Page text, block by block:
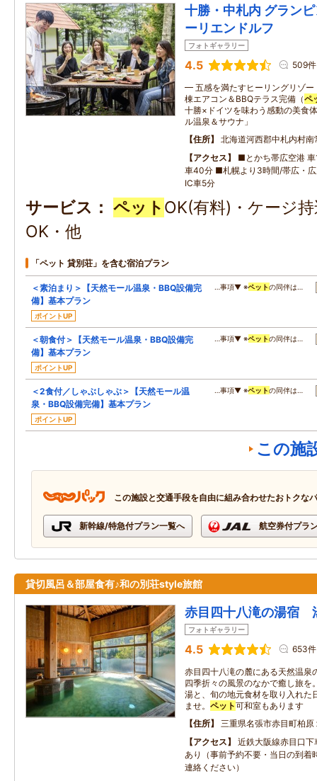
十勝・中札内 グラン
ーリエンドルフ
フォトギャラリー
4.5 509件
━ 五感を満たすヒーリングリゾ
棟エアコン＆BBQテラス完備（ペ
十勝×ドイツを味わう感動の美食
ル温泉＆サウナ」
住所
北海道河西郡中札内村南
アクセス
■とかち帯広空港
車40分 ■札幌より3時間/帯広・
IC車5分
サービス ペット OK(有料)・ケージ
OK・他
「ペット 貸別荘」を含む宿泊プラン
＜素泊まり＞【天然モール温泉・BBQ設備完
備】基本プラン
ポイントUP
…事項▼ ※ペットの同伴は…
＜朝食付＞【天然モール温泉・BBQ設備完
備】基本プラン
ポイントUP
…事項▼ ※ペットの同伴は…
＜2食付／しゃぶしゃぶ＞【天然モール温
泉・BBQ設備完備】基本プラン
ポイントUP
…事項▼ ※ペットの同伴は…
この施
この施設と交通手段を自由に組み合わせたおトクな
新幹線/特急付プラン一覧へ 航空券付プラ
貸切風呂＆部屋食有♪和の別荘style旅館
赤目四十八滝の湯宿
フォトギャラリー
4.5 653件
赤目四十八滝の麓にある天然温泉
四季折々の風景のなかで癒し旅を
湯と、旬の地元食材を取り入れた
ませ。 ペット可和室もあります
住所
三重県名張市赤目町柏原
アクセス
近鉄大阪線赤目口
あり（事前予約不要・当日の到着
連絡ください）